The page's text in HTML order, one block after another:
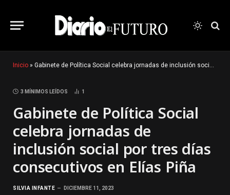
Inicio » Gabinete de Política Social celebra jornadas de inclusión social por tres días consecutivos en Elías Piña
3 MÍNIMOS LEÍDOS 1
Gabinete de Política Social
celebra jornadas de
inclusión social por tres días
consecutivos en Elías Piña
SILVIA INFANTE DICIEMBRE 11, 2023